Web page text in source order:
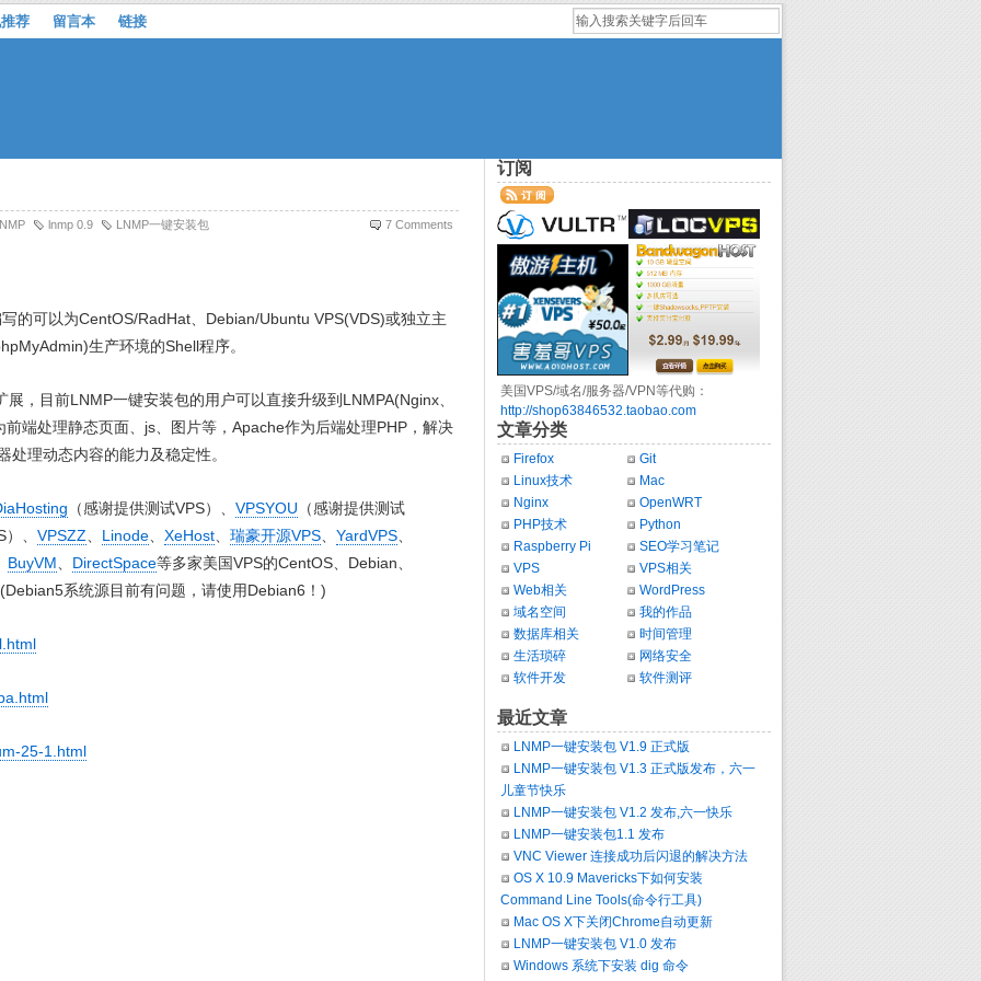
荐 留言本 链接
lnmp 0.9 LNMP一键安装包 7 Comments
的可以为CentOS/RadHat、Debian/Ubuntu VPS(VDS)或独立主
生产环境的Shell程序。
，目前LNMP一键安装包的用户可以直接升级到LNMPA(Nginx、
端处理静态页面、js、图片等，Apache作为后端处理PHP，解决
理动态内容的能力及稳定性。
（感谢提供测试VPS）、 VPSYOU （感谢提供测试
、 VPSZZ Linode XeHost 瑞豪开源VPS YardVPS
BuyVM DirectSpace等多家美国VPS的CentOS、Debian、
系统源目前有问题，请使用Debian6！)
25-1.html
订阅
美国VPS/域名/服务器/VPN等代购：
http://shop63846532.taobao.com
文章分类
Firefox
Git
Linux技术
Mac
Nginx
OpenWRT
PHP技术
Python
Raspberry Pi
SEO学习笔记
VPS
VPS相关
Web相关
WordPress
域名空间
我的作品
数据库相关
时间管理
生活琐碎
网络安全
软件开发
软件测评
最近文章
LNMP一键安装包 V1.9 正式版
LNMP一键安装包 V1.3 正式版发布，六一
儿童节快乐
LNMP一键安装包 V1.2 发布,六一快乐
LNMP一键安装包1.1 发布
VNC Viewer 连接成功后闪退的解决方法
OS X 10.9 Mavericks下如何安装
Command Line Tools(命令行工具)
Mac OS X下关闭Chrome自动更新
LNMP一键安装包 V1.0 发布
Windows 系统下安装 dig 命令